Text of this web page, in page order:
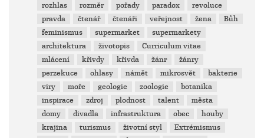
rozhlas
rozměr pořady paradox
revoluce
pravda
čtenář čtenáři veřejnost žena
Bůh
feminismus
supermarket
supermarkety
architektura
životopis
Curriculum vitae
mlácení
křivdy křivda žánr
žánry
perzekuce
ohlasy námět mikrosvět
bakterie
viry
moře geologie zoologie
botanika
inspirace
zdroj plodnost talent
města
domy
divadla infrastruktura obec
houby
krajina
turismus životní styl
Extrémismus